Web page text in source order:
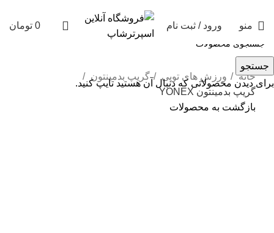
منو ورود / ثبت نام 0 تومان
خانه ورزش های توپی
گریپ بدمینتون
گریپ بدمینتون YONEX
بازگشت به محصولات
جستجو
برای دیدن محصولاتی که دنبال آن هستید تایپ کنید.